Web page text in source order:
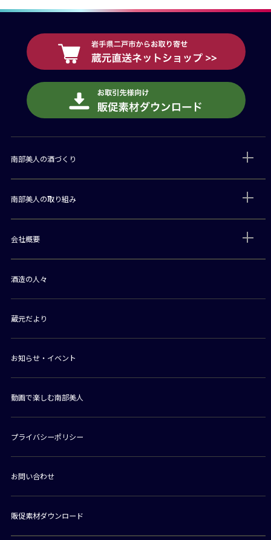
南部美人の酒づくり
南部美人の取り組み
会社概要
酒造の人々
蔵元だより
お知らせ・イベント
動画で楽しむ南部美人
プライバシーポリシー
お問い合わせ
販促素材ダウンロード